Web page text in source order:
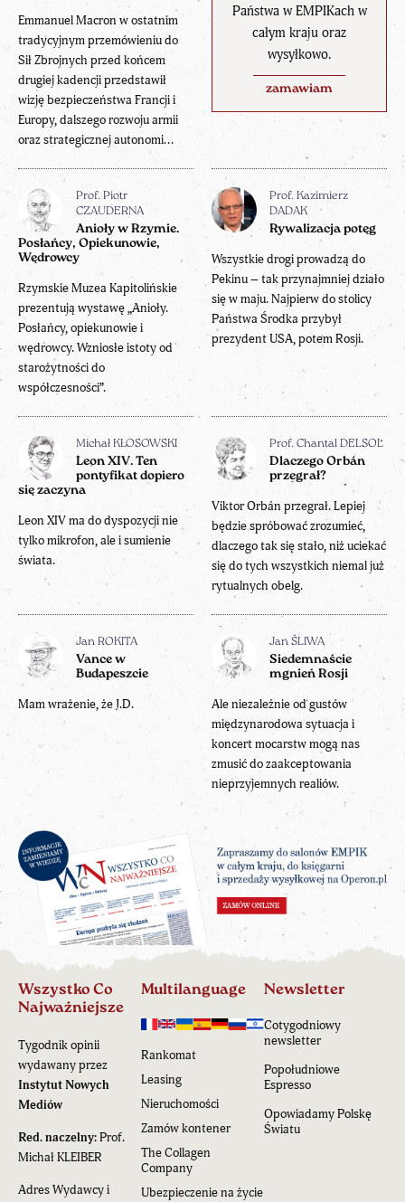
Państwa w EMPIKach w
całym kraju oraz
wysyłkowo.
zamawiam
Emmanuel Macron w ostatnim
tradycyjnym przemówieniu do
Sił Zbrojnych przed końcem
drugiej kadencji przedstawił
wizję bezpieczeństwa Francji i
Europy, dalszego rozwoju armii
oraz strategicznej autonomi...
Prof. Piotr
CZAUDERNA
Anioły w Rzymie.
Posłańcy, Opiekunowie,
Wędrowcy
Rzymskie Muzea Kapitolińskie
prezentują wystawę „Anioły.
Posłańcy, opiekunowie i
wędrowcy. Wzniosłe istoty od
starożytności do
współczesności”.
Prof. Kazimierz
DADAK
Rywalizacja potęg
Wszystkie drogi prowadzą do
Pekinu – tak przynajmniej działo
się w maju. Najpierw do stolicy
Państwa Środka przybył
prezydent USA, potem Rosji.
Michał KŁOSOWSKI
Leon XIV. Ten
pontyfikat dopiero
się zaczyna
Leon XIV ma do dyspozycji nie
tylko mikrofon, ale i sumienie
świata.
Prof. Chantal DELSOL
Dlaczego Orbán
przegrał?
Viktor Orbán przegrał. Lepiej
będzie spróbować zrozumieć,
dlaczego tak się stało, niż uciekać
się do tych wszystkich niemal już
rytualnych obelg.
Jan ROKITA
Vance w
Budapeszcie
Mam wrażenie, że J.D.
Jan ŚLIWA
Siedemnaście
mgnień Rosji
Ale niezależnie od gustów
międzynarodowa sytuacja i
koncert mocarstw mogą nas
zmusić do zaakceptowania
nieprzyjemnych realiów.
Wszystko Co
Najważniejsze
Tygodnik opinii
wydawany przez
Instytut Nowych
Mediów
Red. naczelny:Prof.
Michał KLEIBER
Adres Wydawcy i
Multilanguage
Rankomat
Leasing
Nieruchomości
Zamów kontener
The Collagen
Company
Ubezpieczenie na życie
Newsletter
Cotygodniowy
newsletter
Popołudniowe
Espresso
Opowiadamy Polskę
Światu